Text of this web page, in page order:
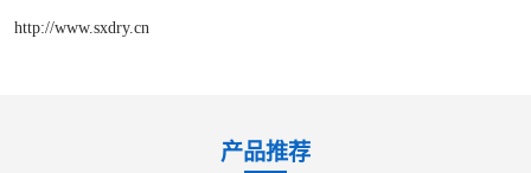
http://www.sxdry.cn
产品推荐